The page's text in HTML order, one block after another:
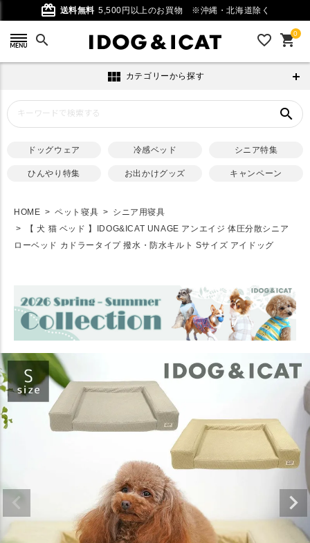
card_giftcard 送料無料 5,500円以上のお買物 ※沖縄・北海道除く
search favorite_outline 0
shopping_cart
view_module カテゴリーから探す
search
ドッグウェア 冷感ベッド シニア特集
ひんやり特集 お出かけグッズ キャンペーン
HOME ペット寝具
シニア用寝具
【 犬 猫 ベッド 】IDOG&ICAT UNAGE アンエイジ 体圧分散シニア
ローベッド カドラータイプ 撥水・防水キルト Sサイズ アイドッグ